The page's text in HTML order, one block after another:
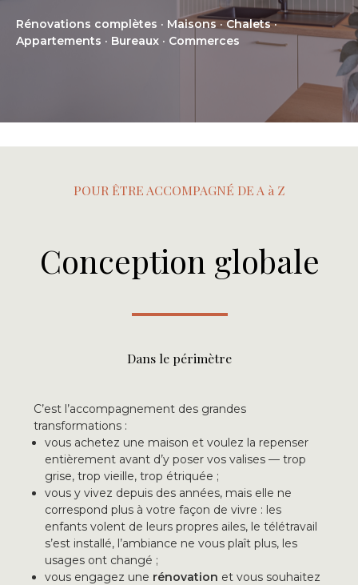
Rénovations complètes · Maisons · Chalets ·
Appartements · Bureaux · Commerces
POUR ÊTRE ACCOMPAGNÉ DE A à Z
Conception globale
Dans le périmètre
C’est l’accompagnement des grandes
transformations :
vous achetez une maison et voulez la repenser
entièrement avant d’y poser vos valises — trop
grise, trop vieille, trop étriquée ;
vous y vivez depuis des années, mais elle ne
correspond plus à votre façon de vivre : les
enfants volent de leurs propres ailes, le télétravail
s’est installé, l’ambiance ne vous plaît plus, les
usages ont changé ;
vous engagez une rénovation et vous souhaitez